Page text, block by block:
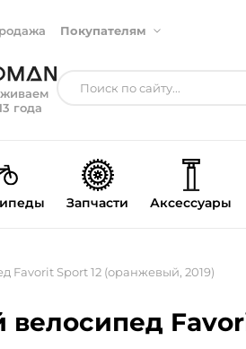
Покупателям
года
Запчасти Аксессуары
Favorit Sport 12 (оранжевый, 2019)
велосипед